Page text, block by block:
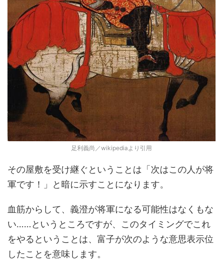
足利義尚／wikipediaより引用
その屋敷を受け継ぐということは「次はこの人が将
軍です！」と暗に示すことになります。
血筋からして、義澄が将軍になる可能性はなくもな
い……というところですが、このタイミングでこれ
をやるということは、富子が次のような意思表示位
したことを意味します。